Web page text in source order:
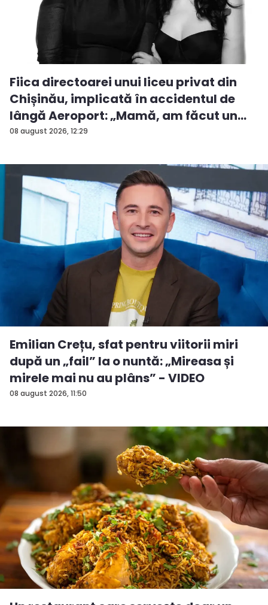
08 august 2026, 12:29
Fiica directoarei unui liceu privat din
Chișinău, implicată în accidentul de
lângă Aeroport: „Mamă, am făcut un
ac...
08 august 2026, 11:50
Emilian Crețu, sfat pentru viitorii miri
după un „fail” la o nuntă: „Mireasa și
mirele mai nu au plâns” - VIDEO